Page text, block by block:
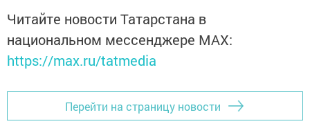
Читайте новости Татарстана в
национальном мессенджере MАХ:
https://max.ru/tatmedia
Перейти на страницу новости